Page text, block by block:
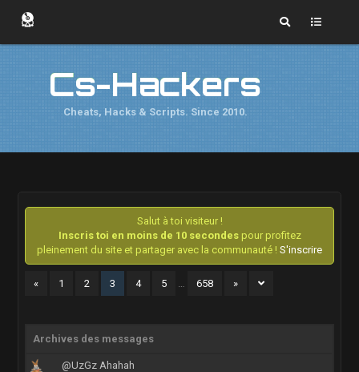
Cs-Hackers
Cheats, Hacks & Scripts. Since 2010.
Salut à toi visiteur !
Inscris toi en moins de 10 secondespour profitez
pleinement du site et partager avec la communauté ! S'inscrire
« 1 2 3 4 5 … 658 »
Archives des messages
@UzGz Ahahah